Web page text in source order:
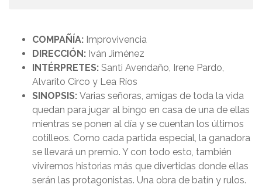
COMPAÑÍA: Improvivencia
DIRECCIÓN: Iván Jiménez
INTÉRPRETES: Santi Avendaño, Irene Pardo,
Alvarito Circo y Lea Ríos
SINOPSIS: Varias señoras, amigas de toda la vida
quedan para jugar al bingo en casa de una de ellas
mientras se ponen al día y se cuentan los últimos
cotilleos. Como cada partida especial, la ganadora
se llevará un premio. Y con todo esto, también
viviremos historias más que divertidas donde ellas
serán las protagonistas. Una obra de batín y rulos.